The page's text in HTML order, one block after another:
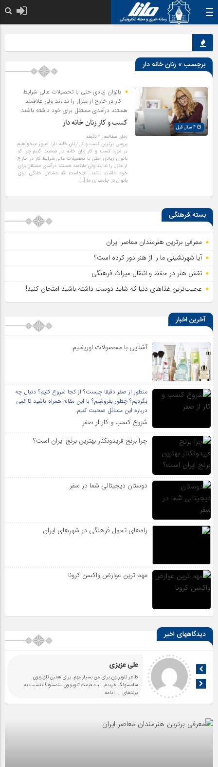
برچسب » زنان خانه دار
بانوان زیادی حتی با تحصیلات عالی شرایط
کار در خارج از منزل را ندارند ولی علاقمند
هستند درآمدی مستقل برای خود داشته باشند.
کسب و کار زنان خانه دار
زمان مطالعه: ۲ دقیقه
بررسی برترین کسب و کار زنان خانه دار: امروز میخواهیم
در مورد کسب و کار زنان خانه دار صحبت کنیم چرا که
بانوان زیادی حتی با تحصیلات عالی شرایط کار در خارج
از منزل را ندارند ولی علاقمند هستند درآمدی مستقل برای
خود داشته باشند. اینجاست که مشاغل خانگی برای
بانوان در جامعه ی ما […]
بسته فرهنگی
معرفی برترین هنرمندان معاصر ایران
آیا شهرنشینی ما را از هنر دور کرده است؟
نقش هنر در حفظ و انتقال میراث فرهنگی
عجیب‌ترین غذاهای دنیا که شاید دوست داشته باشید امتحان کنید!
آخرین اخبار
آشنایی با محصولات اوریفلیم
منظور از صفر دقیقا چیست؟ از کجا شروع کنیم؟ دنبال چه
بگردیم؟ چطور بفروشیم؟ با این مقاله همراه باشید تا کمی
درباره این مسائل صحبت کنیم.
شروع کسب و کار از صفر
چرا برنج فریدونکنار بهترین برنج ایران است؟
دوستان دیجیتالی شما در سفر
راه‌های تحول فرهنگی در شهرهای ایران
مهم ترین عوارض واکسن کرونا
دیدگاههای اخیر
علی عزیزی
ظاهر تلویزیون برای من بسیار مهم. برای همین تلویزیون
سامسونگ خریدم. البته قیمت تلویزیون سامسونگ نسبت به
برندهای ... ادامه